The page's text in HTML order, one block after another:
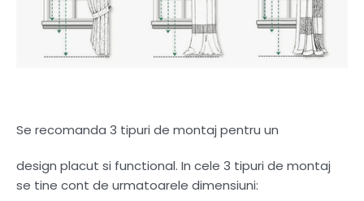
Se recomanda 3 tipuri de montaj pentru un
design placut si functional. In cele 3 tipuri de montaj
se tine cont de urmatoarele dimensiuni: